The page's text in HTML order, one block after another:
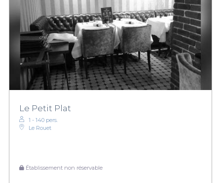
Le Petit Plat
1 - 140 pers.
Le Rouet
Établissement non réservable